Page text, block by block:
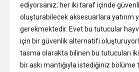
ediyorsanız; her iki taraf içinde
oluşturabilecek aksesuarlara yatırım
gerekmektedir. Evet bu tutucular
için bir güvenlik alternatifi
tasma olarakta bilinen bu tutucuları
bir askı mantığıyla istediğiniz bölüme